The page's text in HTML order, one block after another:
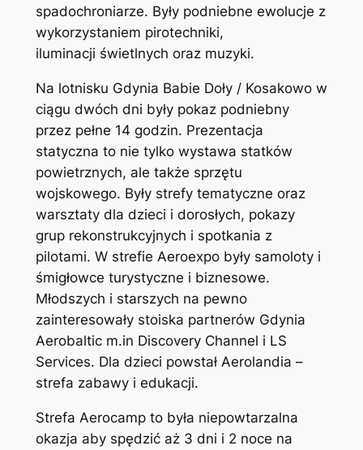
spadochroniarze. Były podniebne ewolucje z
wykorzystaniem pirotechniki,
iluminacji świetlnych oraz muzyki.
Na lotnisku Gdynia Babie Doły / Kosakowo w
ciągu dwóch dni były pokaz podniebny
przez pełne 14 godzin. Prezentacja
statyczna to nie tylko wystawa statków
powietrznych, ale także sprzętu
wojskowego. Były strefy tematyczne oraz
warsztaty dla dzieci i dorosłych, pokazy
grup rekonstrukcyjnych i spotkania z
pilotami. W strefie Aeroexpo były samoloty i
śmigłowce turystyczne i biznesowe.
Młodszych i starszych na pewno
zainteresowały stoiska partnerów Gdynia
Aerobaltic m.in Discovery Channel i LS
Services. Dla dzieci powstał Aerolandia –
strefa zabawy i edukacji.
Strefa Aerocamp to była niepowtarzalna
okazja aby spędzić aż 3 dni i 2 noce na